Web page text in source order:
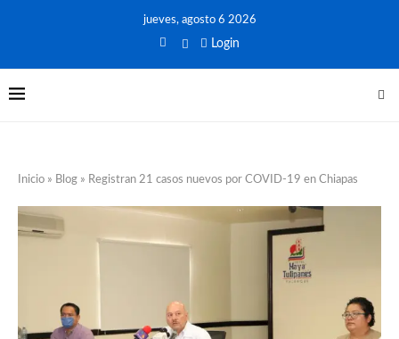
jueves, agosto 6 2026
Login
Inicio » Blog » Registran 21 casos nuevos por COVID-19 en Chiapas